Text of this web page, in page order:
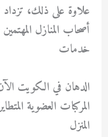
علاوة على ذلك، تزداد
أصحاب المنازل
خدمات
الدهان في الكويت
المركبات العضوية
المنزل